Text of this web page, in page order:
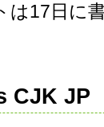
は17日に
CJK JP